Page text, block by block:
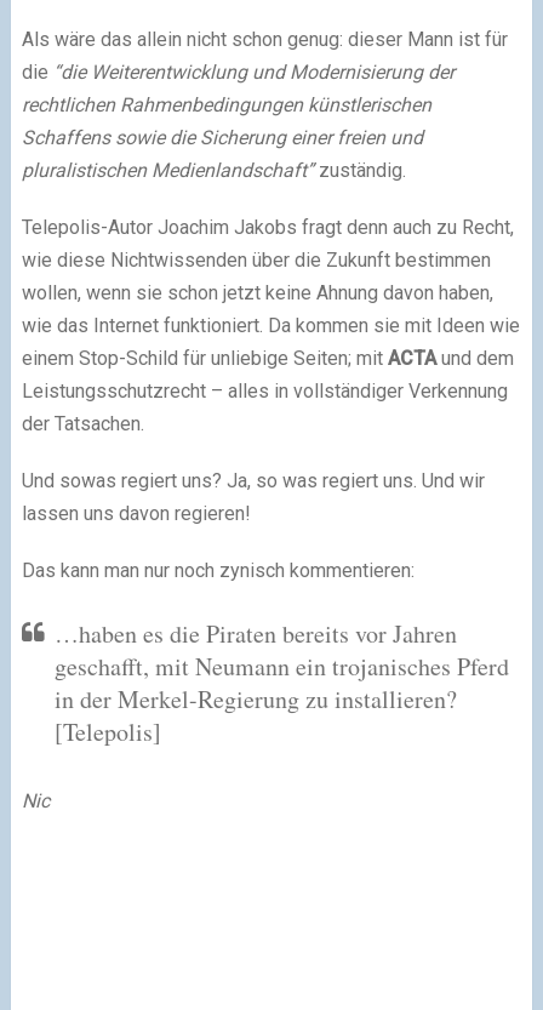
Als wäre das allein nicht schon genug: dieser Mann ist für
die “die Weiterentwicklung und Modernisierung der
rechtlichen Rahmenbedingungen künstlerischen
Schaffens sowie die Sicherung einer freien und
pluralistischen Medienlandschaft”zuständig.
Telepolis-Autor Joachim Jakobs fragt denn auch zu Recht,
wie diese Nichtwissenden über die Zukunft bestimmen
wollen, wenn sie schon jetzt keine Ahnung davon haben,
wie das Internet funktioniert. Da kommen sie mit Ideen wie
einem Stop-Schild für unliebige Seiten; mit ACTAund dem
Leistungsschutzrecht – alles in vollständiger Verkennung
der Tatsachen.
Und sowas regiert uns? Ja, so was regiert uns. Und wir
lassen uns davon regieren!
Das kann man nur noch zynisch kommentieren:
…haben es die Piraten bereits vor Jahren
geschafft, mit Neumann ein trojanisches Pferd
in der Merkel-Regierung zu installieren?
[Telepolis]
Nic